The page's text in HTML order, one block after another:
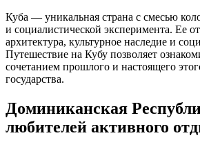
Куба — уникальная страна с смесью
и социалистической эксперимента. Ее
архитектура, культурное наследие и
Путешествие на Кубу позволяет
сочетанием прошлого и настоящего
государства.
Доминиканская
любителей активного